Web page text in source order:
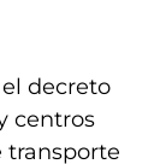
decreto
centros
transporte